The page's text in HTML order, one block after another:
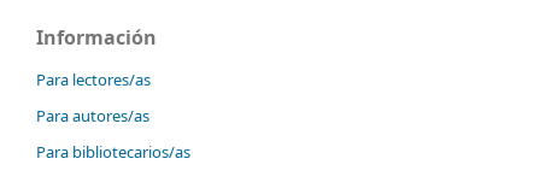
Información
Para lectores/as
Para autores/as
Para bibliotecarios/as